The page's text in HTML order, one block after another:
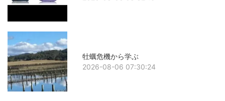
牡蠣危機から学ぶ
2026-08-06 07:30:24